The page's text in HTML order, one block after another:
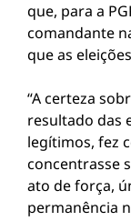
que, para a
comandante
que as
“A certeza
resultado das
legítimos, fez
concentrasse
ato de força,
permanência